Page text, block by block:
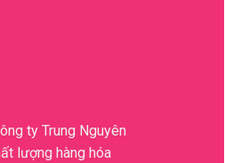
ty Trung Nguyên
lượng hàng hóa